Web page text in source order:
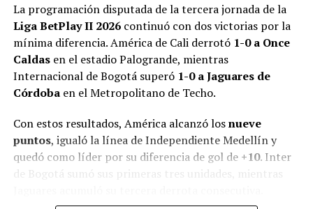
La programación disputada de la tercera jornada de la
Liga BetPlay II 2026continuó con dos victorias por la
mínima diferencia. América de Cali derrotó 1-0 a Once
Caldasen el estadio Palogrande, mientras
Internacional de Bogotá superó 1-0 a Jaguares de
Córdobaen el Metropolitano de Techo.
Con estos resultados, América alcanzó losnueve
puntos, igualó la línea de Independiente Medellín y
quedó como líder por su diferencia de gol de +10. Inter
de Bogotá sumó sus primeras tres unidades, mientras